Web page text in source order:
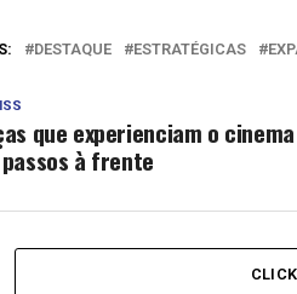
DESTAQUE ESTRATÉGICAS
que experienciam o cinema
à frente